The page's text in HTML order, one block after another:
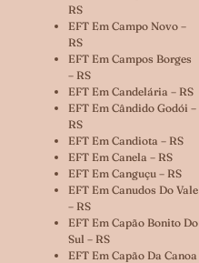
RS
EFT Em Campo Novo –
RS
EFT Em Campos Borges
– RS
EFT Em Candelária – RS
EFT Em Cândido Godói –
RS
EFT Em Candiota – RS
EFT Em Canela – RS
EFT Em Canguçu – RS
EFT Em Canudos Do Vale
– RS
EFT Em Capão Bonito Do
Sul – RS
EFT Em Capão Da Canoa